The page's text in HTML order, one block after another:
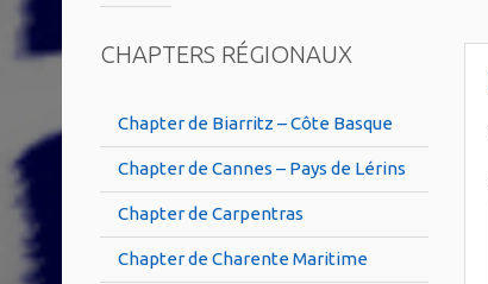
CHAPTERS RÉGIONAUX
Chapter de Biarritz – Côte Basque
Chapter de Cannes – Pays de Lérins
Chapter de Carpentras
Chapter de Charente Maritime